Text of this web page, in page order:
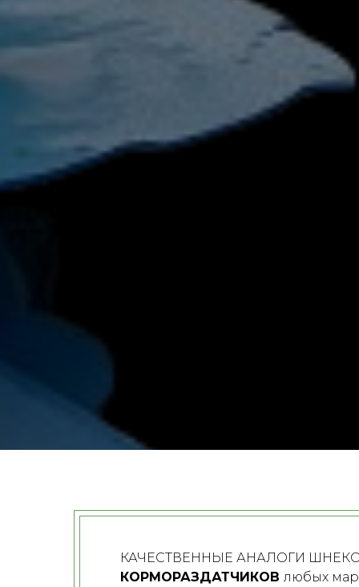
КАЧЕСТВЕННЫЕ АНАЛОГИ
КОРМОРАЗДАТЧИКОВ любых